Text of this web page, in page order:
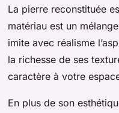
La pierre reconstituée
matériau est un
imite avec réalisme
la richesse de ses
caractère à votre
En plus de son